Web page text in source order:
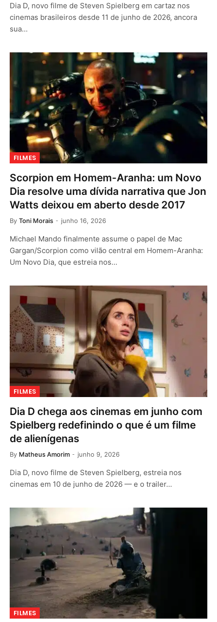
Dia D, novo filme de Steven Spielberg em cartaz nos
cinemas brasileiros desde 11 de junho de 2026, ancora
sua…
FILMES
Scorpion em Homem-Aranha: um Novo
Dia resolve uma dívida narrativa que Jon
Watts deixou em aberto desde 2017
By Toni Morais junho 16, 2026
Michael Mando finalmente assume o papel de Mac
Gargan/Scorpion como vilão central em Homem-Aranha:
Um Novo Dia, que estreia nos…
FILMES
Dia D chega aos cinemas em junho com
Spielberg redefinindo o que é um filme
de alienígenas
By Matheus Amorim junho 9, 2026
Dia D, novo filme de Steven Spielberg, estreia nos
cinemas em 10 de junho de 2026 — e o trailer…
FILMES